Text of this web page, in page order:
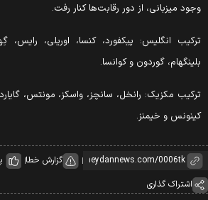
میزبانی، از دور رقابت‌ها کنار رفت.
انگلیس: پیکفورد، کنسا، اوریلی، رایس،
گوردون و کوانسا.
مکزیک: رانخل، سانچز، واسکز، مونتس، گایاردو،
و خیمنز.
گزارش خطا
اشتراک گذاری